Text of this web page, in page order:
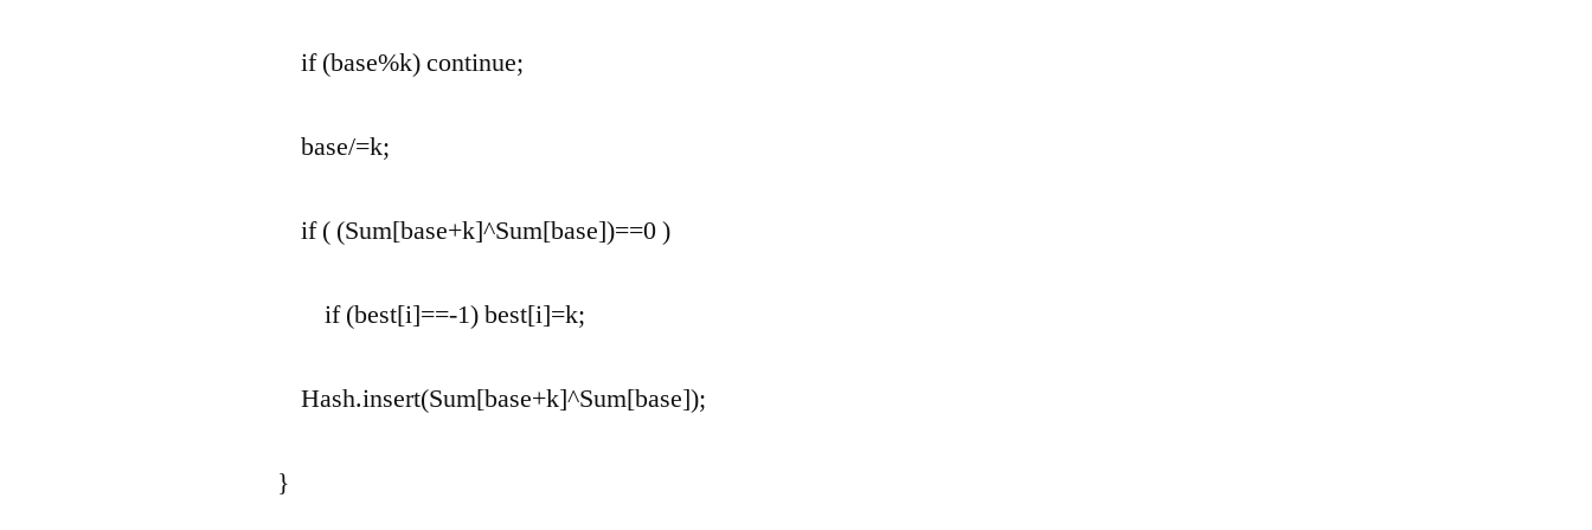
if (base%k) continue;
base/=k;
if ( (Sum[base+k]^Sum[base])==0 )
if (best[i]==-1) best[i]=k;
Hash.insert(Sum[base+k]^Sum[base]);
}